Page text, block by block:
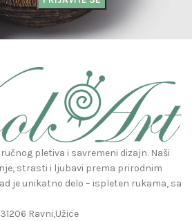
pletiva i savremeni dizajn. Naši
strasti i ljubavi prema prirodnim
je unikatno delo – ispleten rukama, sa
Ravni,Užice